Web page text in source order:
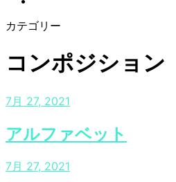
カテゴリー
コンポジション
7月 27, 2021
アルファベット
7月 27, 2021